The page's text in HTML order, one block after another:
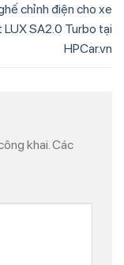
chỉnh điện cho xe
LUX SA2.0 Turbo tại
HPCar.vn
khai. Các